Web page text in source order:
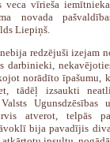
veca vīrieša
novada
Liepiņš.
redzējuši izejam
darbinieki,
norādīto īpašumu,
izsaukti
Ugunsdzēsības
atverot, telpās
bija pavadījis